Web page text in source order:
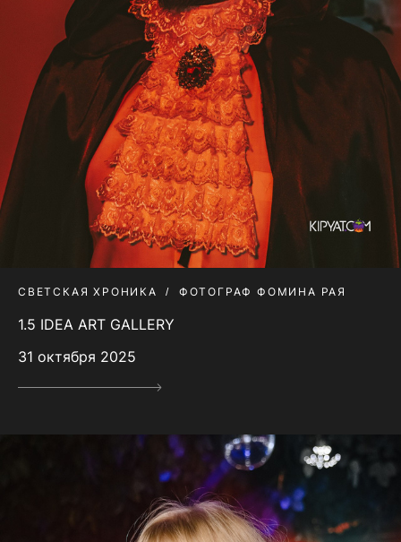
СВЕТСКАЯ ХРОНИКА ФОТОГРАФ ФОМИНА РАЯ
1.5 IDEA ART GALLERY
31 октября 2025